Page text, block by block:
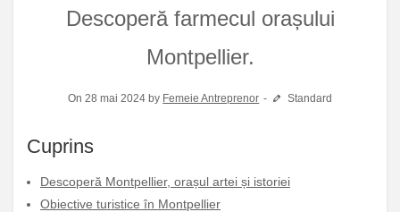
Descoperă farmecul orașului
Montpellier.
On 28 mai 2024 by Femeie Antreprenor Standard
Cuprins
Descoperă Montpellier, orașul artei și istoriei
Obiective turistice în Montpellier